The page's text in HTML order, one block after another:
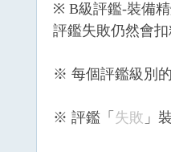
※ B級評鑑-裝備
評鑑失敗仍然會
※ 每個評鑑級別
※ 評鑑「 失敗 」